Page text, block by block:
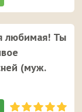
любимая! Ты
(муж.